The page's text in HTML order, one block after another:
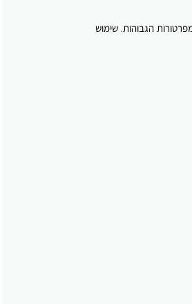
הגבוהות. שימוש